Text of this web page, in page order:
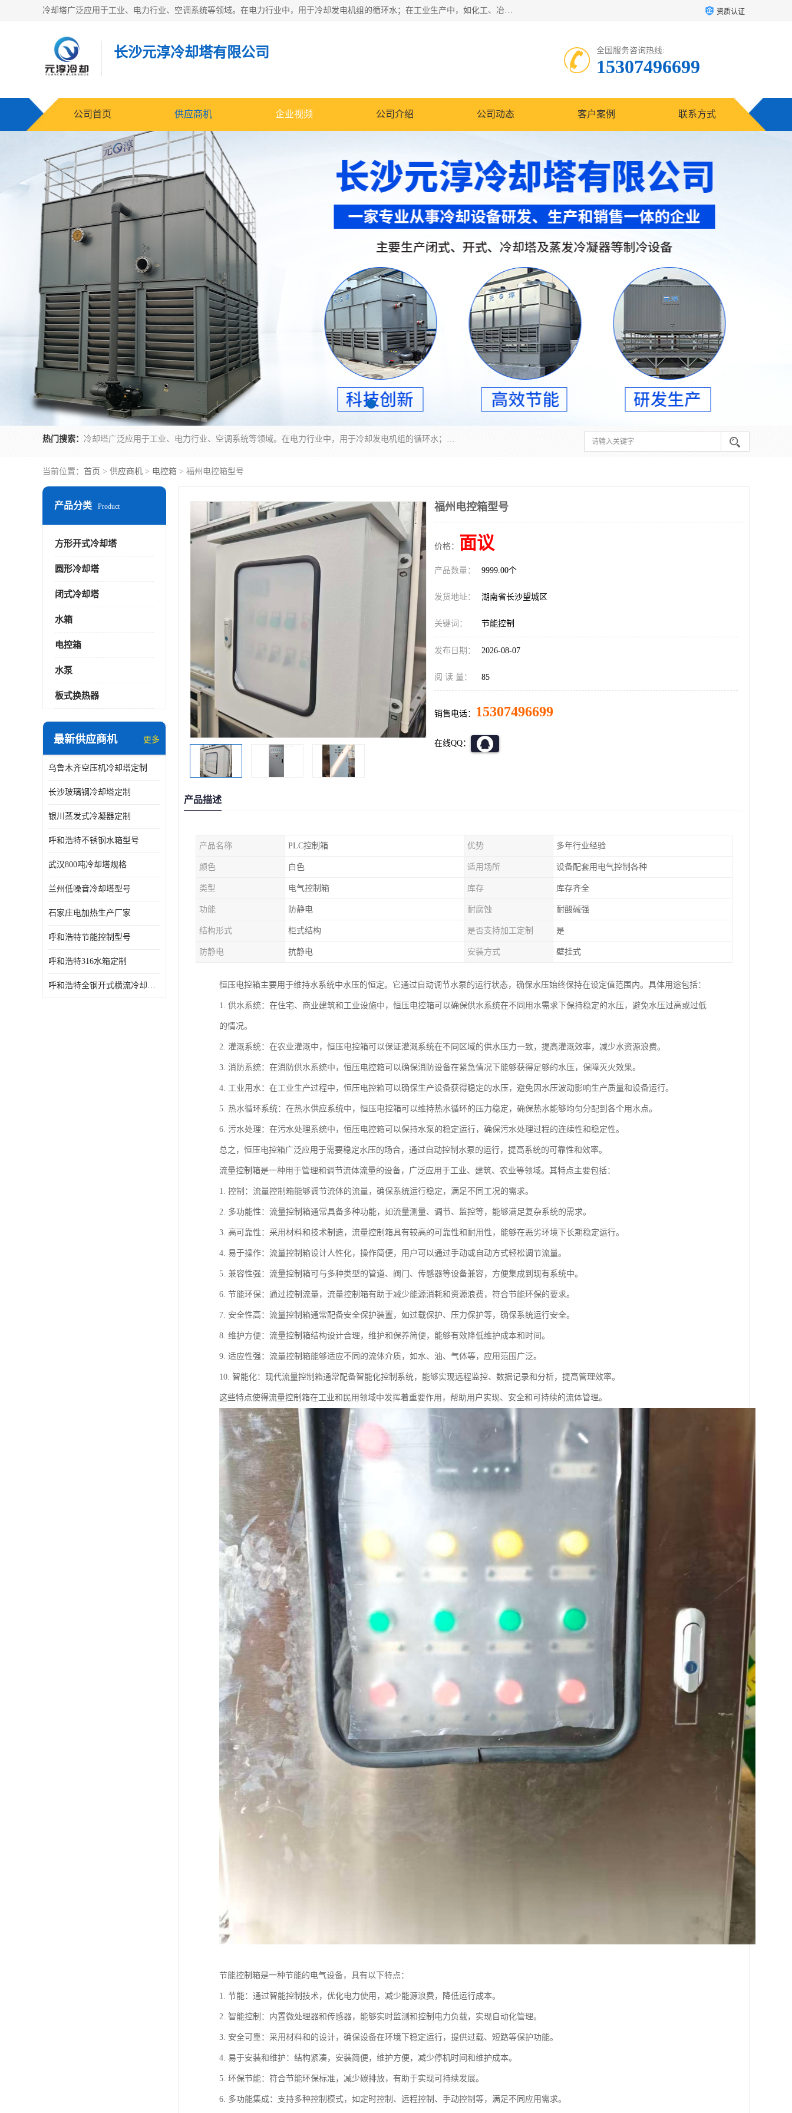
冷却塔广泛应用于工业、电力行业、空调系统等领域。在电力行业中，用于冷却发电机组的循环水；在工业生产中，如化工、冶金等行业，可降低生产过程中产生的热量；在空调系统中，为空调设备提供冷却水源 资质认证
长沙元淳冷却塔有限公司 全国服务咨询热线:
15307496699
公司首页 供应商机 企业视频 公司介绍 公司动态 客户案例 联系方式
热门搜索： 冷却塔广泛应用于工业、电力行业、空调系统等领域。在电力行业中，用于冷却发电机组的循环水；在工业生产中，如化工、冶金等行业，可降低生产过程中产生的热量；在空调系统中，为空调设备提供冷却水源
当前位置： 首页 > 供应商机 > 电控箱 > 福州电控箱型号
产品分类 Product
方形开式冷却塔
圆形冷却塔
闭式冷却塔
水箱
电控箱
水泵
板式换热器
最新供应商机 更多
乌鲁木齐空压机冷却塔定制
长沙玻璃钢冷却塔定制
银川蒸发式冷凝器定制
呼和浩特不锈钢水箱型号
武汉800吨冷却塔规格
兰州低噪音冷却塔型号
石家庄电加热生产厂家
呼和浩特节能控制型号
呼和浩特316水箱定制
呼和浩特全钢开式横流冷却塔型号
福州电控箱型号
价格： 面议
产品数量： 9999.00个
发货地址： 湖南省长沙望城区
关键词： 节能控制
发布日期： 2026-08-07
阅 读 量： 85
销售电话： 15307496699
在线QQ：
产品描述
产品名称 PLC控制箱 优势 多年行业经验
颜色 白色 适用场所 设备配套用电气控制各种
类型 电气控制箱 库存 库存齐全
功能 防静电 耐腐蚀 耐酸碱强
结构形式 柜式结构 是否支持加工定制 是
防静电 抗静电 安装方式 壁挂式
恒压电控箱主要用于维持水系统中水压的恒定。它通过自动调节水泵的运行状态，确保水压始终保持在设定值范围内。具体用途包括：
1. 供水系统：在住宅、商业建筑和工业设施中，恒压电控箱可以确保供水系统在不同用水需求下保持稳定的水压，避免水压过高或过低
的情况。
2. 灌溉系统：在农业灌溉中，恒压电控箱可以保证灌溉系统在不同区域的供水压力一致，提高灌溉效率，减少水资源浪费。
3. 消防系统：在消防供水系统中，恒压电控箱可以确保消防设备在紧急情况下能够获得足够的水压，保障灭火效果。
4. 工业用水：在工业生产过程中，恒压电控箱可以确保生产设备获得稳定的水压，避免因水压波动影响生产质量和设备运行。
5. 热水循环系统：在热水供应系统中，恒压电控箱可以维持热水循环的压力稳定，确保热水能够均匀分配到各个用水点。
6. 污水处理：在污水处理系统中，恒压电控箱可以保持水泵的稳定运行，确保污水处理过程的连续性和稳定性。
总之，恒压电控箱广泛应用于需要稳定水压的场合，通过自动控制水泵的运行，提高系统的可靠性和效率。
流量控制箱是一种用于管理和调节流体流量的设备，广泛应用于工业、建筑、农业等领域。其特点主要包括：
1. 控制：流量控制箱能够调节流体的流量，确保系统运行稳定，满足不同工况的需求。
2. 多功能性：流量控制箱通常具备多种功能，如流量测量、调节、监控等，能够满足复杂系统的需求。
3. 高可靠性：采用材料和技术制造，流量控制箱具有较高的可靠性和耐用性，能够在恶劣环境下长期稳定运行。
4. 易于操作：流量控制箱设计人性化，操作简便，用户可以通过手动或自动方式轻松调节流量。
5. 兼容性强：流量控制箱可与多种类型的管道、阀门、传感器等设备兼容，方便集成到现有系统中。
6. 节能环保：通过控制流量，流量控制箱有助于减少能源消耗和资源浪费，符合节能环保的要求。
7. 安全性高：流量控制箱通常配备安全保护装置，如过载保护、压力保护等，确保系统运行安全。
8. 维护方便：流量控制箱结构设计合理，维护和保养简便，能够有效降低维护成本和时间。
9. 适应性强：流量控制箱能够适应不同的流体介质，如水、油、气体等，应用范围广泛。
10. 智能化：现代流量控制箱通常配备智能化控制系统，能够实现远程监控、数据记录和分析，提高管理效率。
这些特点使得流量控制箱在工业和民用领域中发挥着重要作用，帮助用户实现、安全和可持续的流体管理。
节能控制箱是一种节能的电气设备，具有以下特点：
1. 节能：通过智能控制技术，优化电力使用，减少能源浪费，降低运行成本。
2. 智能控制：内置微处理器和传感器，能够实时监测和控制电力负载，实现自动化管理。
3. 安全可靠：采用材料和的设计，确保设备在环境下稳定运行，提供过载、短路等保护功能。
4. 易于安装和维护：结构紧凑，安装简便，维护方便，减少停机时间和维护成本。
5. 环保节能：符合节能环保标准，减少碳排放，有助于实现可持续发展。
6. 多功能集成：支持多种控制模式，如定时控制、远程控制、手动控制等，满足不同应用需求。